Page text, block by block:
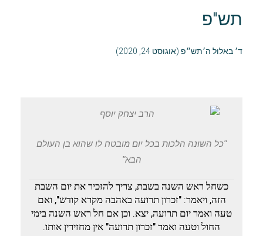
תש"פ
ד׳ באלול ה׳תש״פ (אוגוסט 24, 2020)
"כל השונה הלכות בכל יום מובטח לו שהוא בן העולם
הבא"
כשחל ראש השנה בשבת, צריך להזכיר את יום השבת
הזה, ויאמר: "זכרון תרועה באהבה מקרא קודש", ואם
טעה ואמר יום תרועה, יצא. וכן אם חל ראש השנה בימי
החול וטעה ואמר "זכרון תרועה" אין מחזירין אותו.